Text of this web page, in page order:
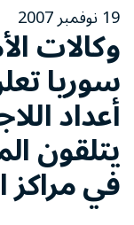
19 نوفمبر 2007
وكالات
سوريا
أعداد
يتلقون
في مراكز